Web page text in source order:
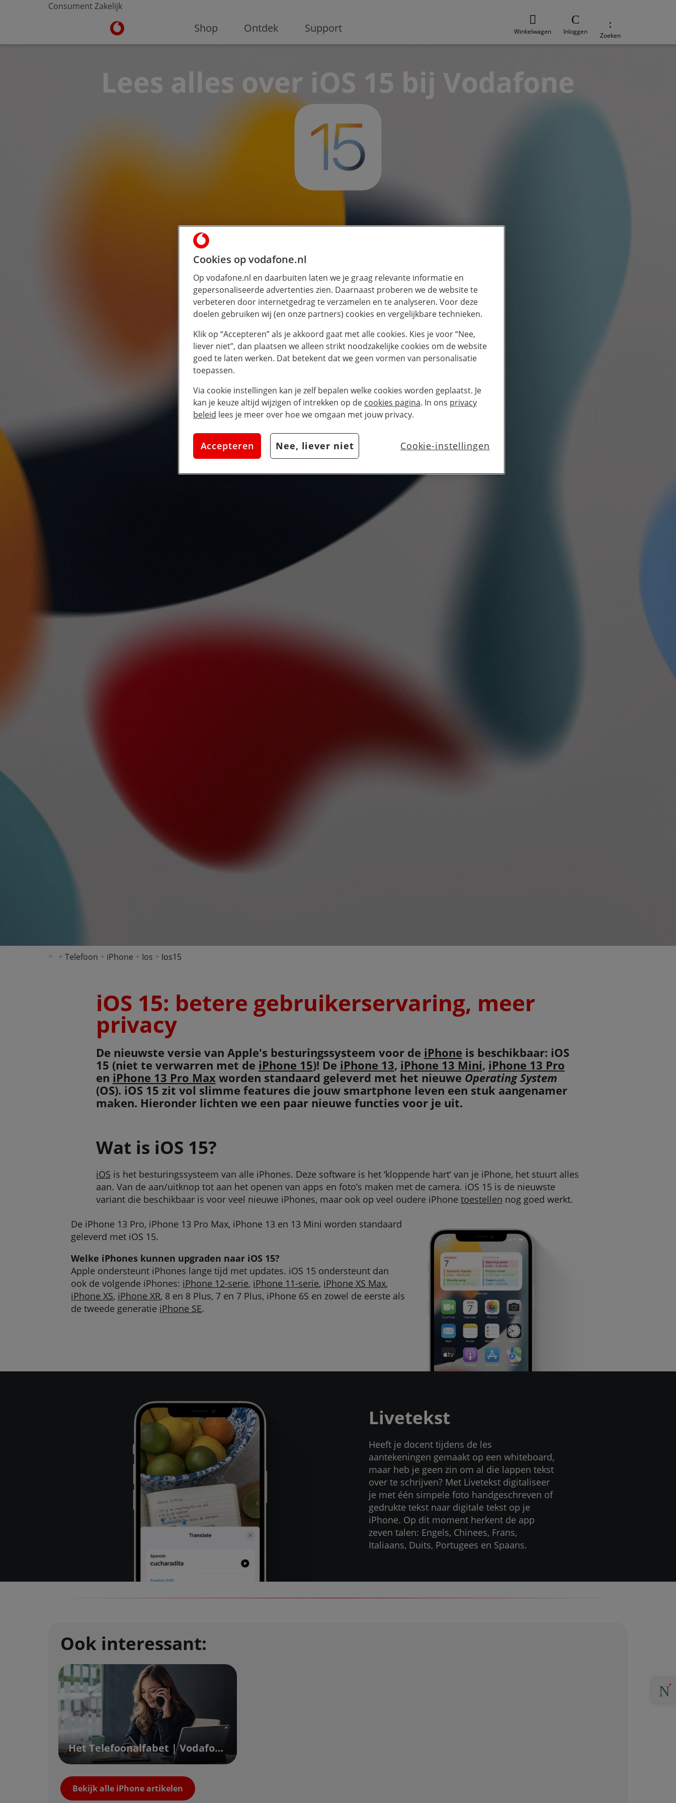
Consument Zakelijk
Ga naar de Vodafone homepage
Shop Ontdek Support Winkelwagen Inloggen Zoeken
Lees alles over iOS 15 bij Vodafone
Telefoon iPhone Ios Ios15
iOS 15: betere gebruikerservaring, meer
privacy
De nieuwste versie van Apple's besturingssysteem voor de iPhone is beschikbaar: iOS
15 (niet te verwarren met de iPhone 15)! De iPhone 13, iPhone 13 Mini, iPhone 13 Pro
en iPhone 13 Pro Maxworden standaard geleverd met het nieuwe Operating System
(OS). iOS 15 zit vol slimme features die jouw smartphone leven een stuk aangenamer
maken. Hieronder lichten we een paar nieuwe functies voor je uit.
Wat is iOS 15?
iOS is het besturingssysteem van alle iPhones. Deze software is het ‘kloppende hart’ van je iPhone, het stuurt alles
aan. Van de aan/uitknop tot aan het openen van apps en foto’s maken met de camera. iOS 15 is de nieuwste
variant die beschikbaar is voor veel nieuwe iPhones, maar ook op veel oudere iPhone toestellen nog goed werkt.
De iPhone 13 Pro, iPhone 13 Pro Max, iPhone 13 en 13 Mini worden standaard
geleverd met iOS 15.
Welke iPhones kunnen upgraden naar iOS 15?
Apple ondersteunt iPhones lange tijd met updates. iOS 15 ondersteunt dan
ook de volgende iPhones: iPhone 12-serie, iPhone 11-serie, iPhone XS Max,
iPhone XS, iPhone XR, 8 en 8 Plus, 7 en 7 Plus, iPhone 6S en zowel de eerste als
de tweede generatie iPhone SE.
Livetekst
Heeft je docent tijdens de les
aantekeningen gemaakt op een whiteboard,
maar heb je geen zin om al die lappen tekst
over te schrijven? Met Livetekst digitaliseer
je met één simpele foto handgeschreven of
gedrukte tekst naar digitale tekst op je
iPhone. Op dit moment herkent de app
zeven talen: Engels, Chinees, Frans,
Italiaans, Duits, Portugees en Spaans.
Ook interessant:
Het Telefoonalfabet | Vodafone
Bekijk alle iPhone artikelen
Cookies op vodafone.nl
Op vodafone.nl en daarbuiten laten we je graag relevante informatie en
gepersonaliseerde advertenties zien. Daarnaast proberen we de website te
verbeteren door internetgedrag te verzamelen en te analyseren. Voor deze
doelen gebruiken wij (en onze partners) cookies en vergelijkbare technieken.
Klik op “Accepteren” als je akkoord gaat met alle cookies. Kies je voor “Nee,
liever niet”, dan plaatsen we alleen strikt noodzakelijke cookies om de website
goed te laten werken. Dat betekent dat we geen vormen van personalisatie
toepassen.
Via cookie instellingen kan je zelf bepalen welke cookies worden geplaatst. Je
kan je keuze altijd wijzigen of intrekken op de cookies pagina. In ons privacy
beleid lees je meer over hoe we omgaan met jouw privacy.
Accepteren Nee, liever niet Cookie-instellingen